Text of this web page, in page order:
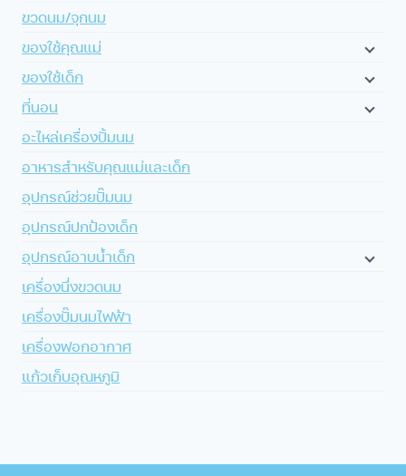
ขวดนม/จุกนม
ของใช้คุณแม่
ของใช้เด็ก
ที่นอน
อะไหล่เครื่องปั้มนม
อาหารสำหรับคุณแม่และเด็ก
อุปกรณ์ช่วยปั๊มนม
อุปกรณ์ปกป้องเด็ก
อุปกรณ์อาบน้ำเด็ก
เครื่องนึ่งขวดนม
เครื่องปั๊มนมไฟฟ้า
เครื่องฟอกอากาศ
แก้วเก็บอุณหภูมิ